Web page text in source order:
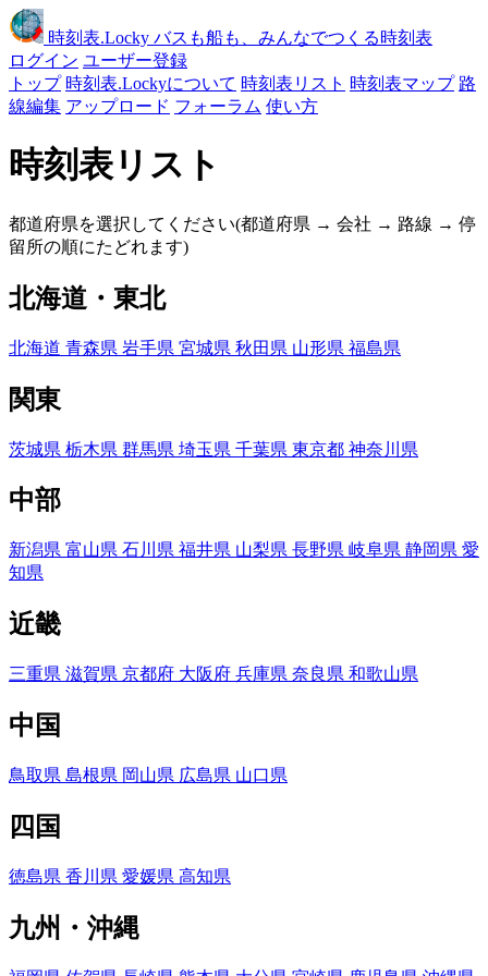
時刻表.Locky バスも船も、みんなでつくる時刻表
ログイン ユーザー登録
トップ 時刻表.Lockyについて 時刻表リスト 時刻表マップ 路
線編集 アップロード フォーラム 使い方
時刻表リスト
都道府県を選択してください(都道府県 → 会社 → 路線 → 停
留所の順にたどれます)
北海道・東北
北海道 青森県 岩手県 宮城県 秋田県 山形県 福島県
関東
茨城県 栃木県 群馬県 埼玉県 千葉県 東京都 神奈川県
中部
新潟県 富山県 石川県 福井県 山梨県 長野県 岐阜県 静岡県 愛
知県
近畿
三重県 滋賀県 京都府 大阪府 兵庫県 奈良県 和歌山県
中国
鳥取県 島根県 岡山県 広島県 山口県
四国
徳島県 香川県 愛媛県 高知県
九州・沖縄